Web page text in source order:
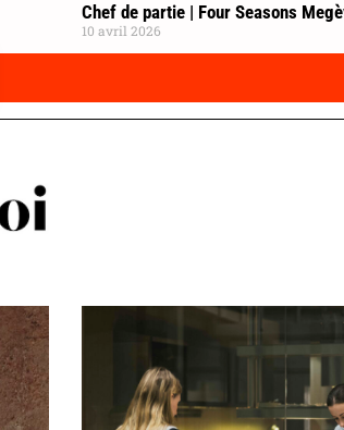
Chef de partie | Four Seasons
10 avril 2026